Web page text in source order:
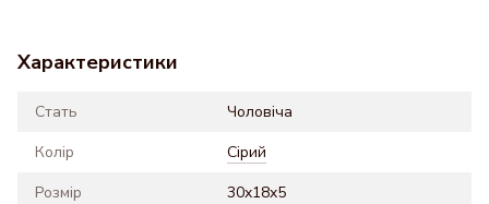
Характеристики
Стать
Чоловіча
Колір
Сірий
Розмір
30x18x5